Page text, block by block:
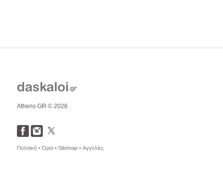
Athens GR © 2026
Πολιτική •Όροι • Sitemap • Αγγελίες